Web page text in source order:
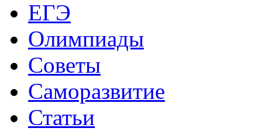
ЕГЭ
Олимпиады
Советы
Саморазвитие
Статьи